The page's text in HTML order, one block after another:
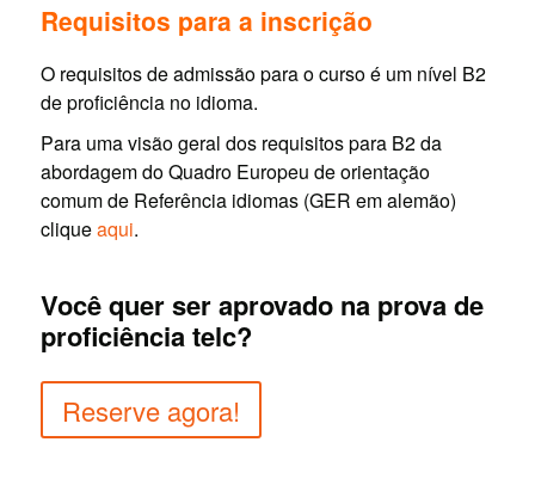
Requisitos para a inscrição
O requisitos de admissão para o curso é um nível B2
de proficiência no idioma.
Para uma visão geral dos requisitos para B2 da
abordagem do Quadro Europeu de orientação
comum de Referência idiomas (GER em alemão)
cliqueaqui.
Você quer ser aprovado na prova de
proficiência telc?
Reserve agora!